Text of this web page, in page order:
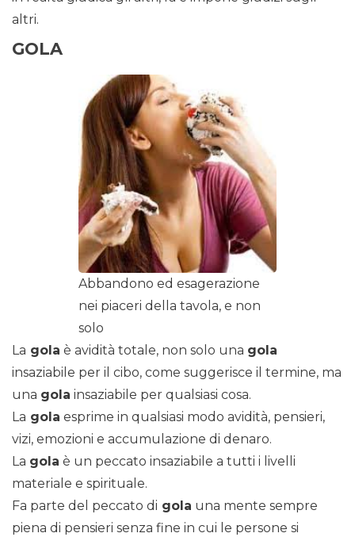
altri.
GOLA
Abbandono ed esagerazione
nei piaceri della tavola, e non
solo
La gola è avidità totale, non solo una gola
insaziabile per il cibo, come suggerisce il termine, ma
una gola insaziabile per qualsiasi cosa.
La gola esprime in qualsiasi modo avidità, pensieri,
vizi, emozioni e accumulazione di denaro.
La gola è un peccato insaziabile a tutti i livelli
materiale e spirituale.
Fa parte del peccato di gola una mente sempre
piena di pensieri senza fine in cui le persone si